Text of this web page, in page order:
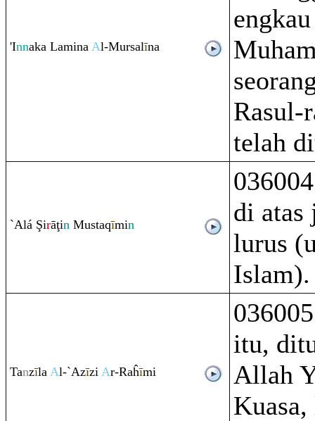
'Innaka Lamina Al-Mursalīna
Rasul-
telah
`Alá Şirāţin Mustaqīmin
di atas
lurus
Islam).
Tanzīla Al-`Azīzi Ar-Raĥīmi
itu,
Allah